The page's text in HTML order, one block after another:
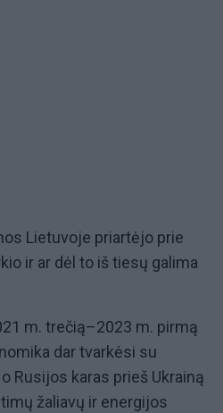
Lietuvoje priartėjo prie
ir ar dėl to iš tiesų galima
m. trečią–2023 m. pirmą
dar tvarkėsi su
Rusijos karas prieš Ukrainą
žaliavų ir energijos